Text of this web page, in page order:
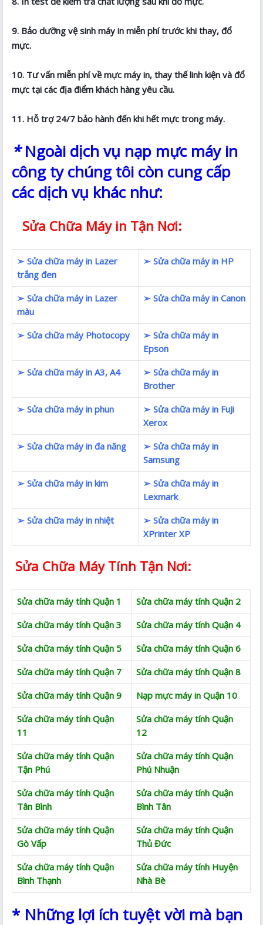
9. Bảo dưỡng vệ sinh máy in miễn phí trước khi thay, đổ
mực.
10. Tư vấn miễn phí về mực máy in, thay thế linh kiện và đổ
mực tại các địa điểm khách hàng yêu cầu.
11. Hỗ trợ 24/7 bảo hành đến khi hết mực trong máy.
*Ngoài dịch vụ nạp mực máy in
công ty chúng tôi còn cung cấp
các dịch vụ khác như:
Sửa Chữa Máy in Tận Nơi:
➢ Sửa chữa máy in Lazer
trắng đen
➢ Sửa chữa máy in HP
➢ Sửa chữa máy in Lazer
màu
➢ Sửa chữa máy in Canon
➢ Sửa chữa máy Photocopy
➢ Sửa chữa máy in
Epson
➢ Sửa chữa máy in A3, A4
➢ Sửa chữa máy in
Brother
➢ Sửa chữa máy in phun
➢ Sửa chữa máy in FuJi
Xerox
➢ Sửa chữa máy in đa năng
➢ Sửa chữa máy in
Samsung
➢ Sửa chữa máy in kim
➢ Sửa chữa máy in
Lexmark
➢ Sửa chữa máy in nhiệt
➢ Sửa chữa máy in
XPrinter XP
Sửa Chữa Máy Tính Tận Nơi:
Sửa chữa máy tính Quận 1
Sửa chữa máy tính Quận 2
Sửa chữa máy tính Quận 3
Sửa chữa máy tính Quận 4
Sửa chữa máy tính Quận 5
Sửa chữa máy tính Quận 6
Sửa chữa máy tính Quận 7
Sửa chữa máy tính Quận 8
Sửa chữa máy tính Quận 9
Nạp mực máy in Quận 10
Sửa chữa máy tính Quận
11
Sửa chữa máy tính Quận
12
Sửa chữa máy tính Quận
Tận Phú
Sửa chữa máy tính Quận
Phú Nhuận
Sửa chữa máy tính Quận
Tân Bình
Sửa chữa máy tính Quận
Bình Tân
Sửa chữa máy tính Quận
Gò Vấp
Sửa chữa máy tính Quận
Thủ Đức
Sửa chữa máy tính Quận
Bình Thạnh
Sửa chữa máy tính Huyện
Nhà Bè
* Những lợi ích tuyệt vời mà bạn